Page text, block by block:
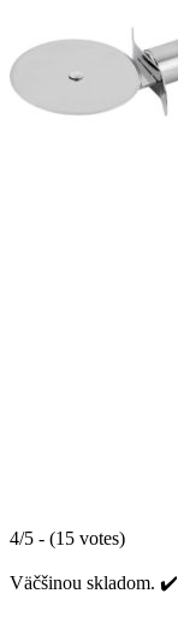
4/5 - (15 votes)
Väčšinou skladom. ✔️